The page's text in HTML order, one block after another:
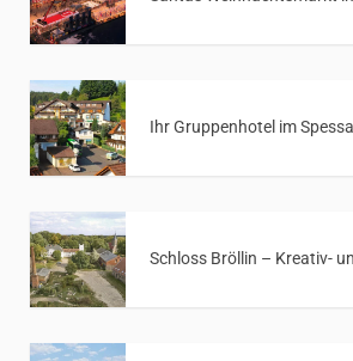
Ihr Gruppenhotel im